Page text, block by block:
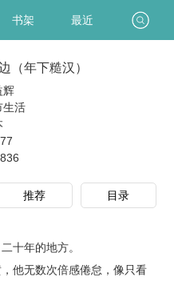
书架 最近
（年下糙汉）
辉
生活
推荐 目录
十年的地方。
他无数次倍感倦怠，像只看